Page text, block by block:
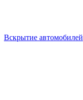
Вскрытие автомобилей